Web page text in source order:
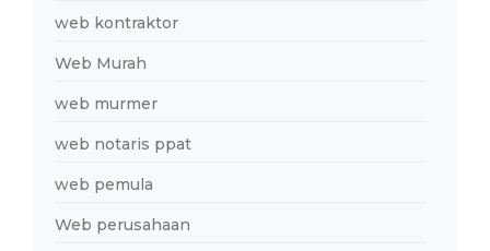
web kontraktor
Web Murah
web murmer
web notaris ppat
web pemula
Web perusahaan